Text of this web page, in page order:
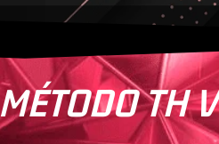
MÉTODO TH